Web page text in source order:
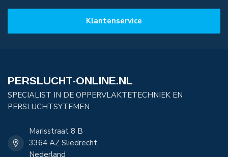
Klantenservice
PERSLUCHT-ONLINE.NL
SPECIALIST IN DE OPPERVLAKTETECHNIEK EN
PERSLUCHTSYTEMEN
Marisstraat 8 B
3364 AZ Sliedrecht
Nederland